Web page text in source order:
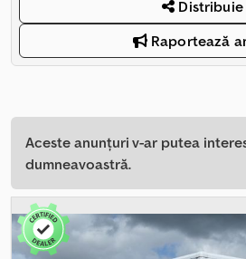
Distribuie
Raportează
Aceste anunțuri v-ar putea
dumneavoastră.